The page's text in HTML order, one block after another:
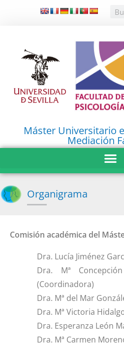
Máster Universitario
Mediación
Organigrama
Comisión académica del
Dra. Lucía Jiménez
Dra. Mª
(Coordinadora)
Dra. Mª del Mar
Dra. Mª Victoria
Dra. Esperanza León
Dra. Mª Carmen